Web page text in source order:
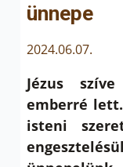
ünnepe
2024.06.07.
Jézus
emberré
isteni